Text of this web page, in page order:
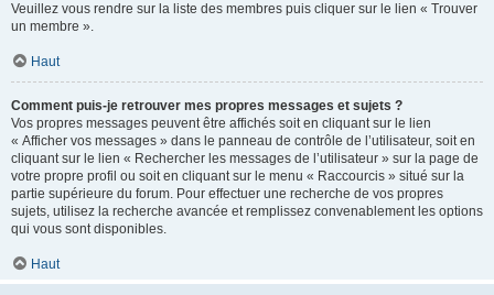
Veuillez vous rendre sur la liste des membres puis cliquer sur le lien « Trouver
un membre ».
Haut
Comment puis-je retrouver mes propres messages et sujets ?
Vos propres messages peuvent être affichés soit en cliquant sur le lien
« Afficher vos messages » dans le panneau de contrôle de l’utilisateur, soit en
cliquant sur le lien « Rechercher les messages de l’utilisateur » sur la page de
votre propre profil ou soit en cliquant sur le menu « Raccourcis » situé sur la
partie supérieure du forum. Pour effectuer une recherche de vos propres
sujets, utilisez la recherche avancée et remplissez convenablement les options
qui vous sont disponibles.
Haut